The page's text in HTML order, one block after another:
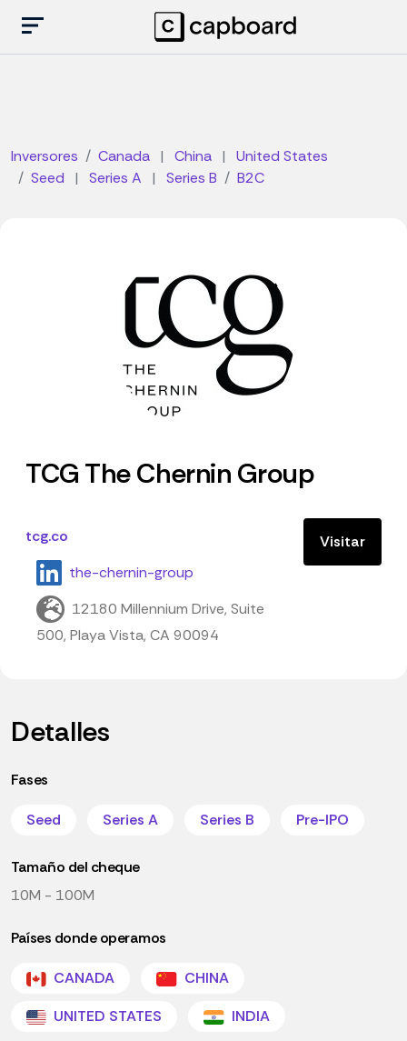
Inversores Canada | China |
United States
Seed
| Series A | Series B B2C
TCG The Chernin Group
Visitar
tcg.co
the-chernin-group
12180 Millennium Drive, Suite
500, Playa Vista, CA 90094
Detalles
Fases
Seed Series A Series B Pre-IPO
Tamaño del cheque
10M - 100M
Países donde operamos
CANADA
CHINA
UNITED STATES
INDIA